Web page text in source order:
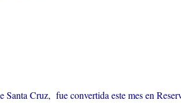
Cruz, fue convertida este mes en